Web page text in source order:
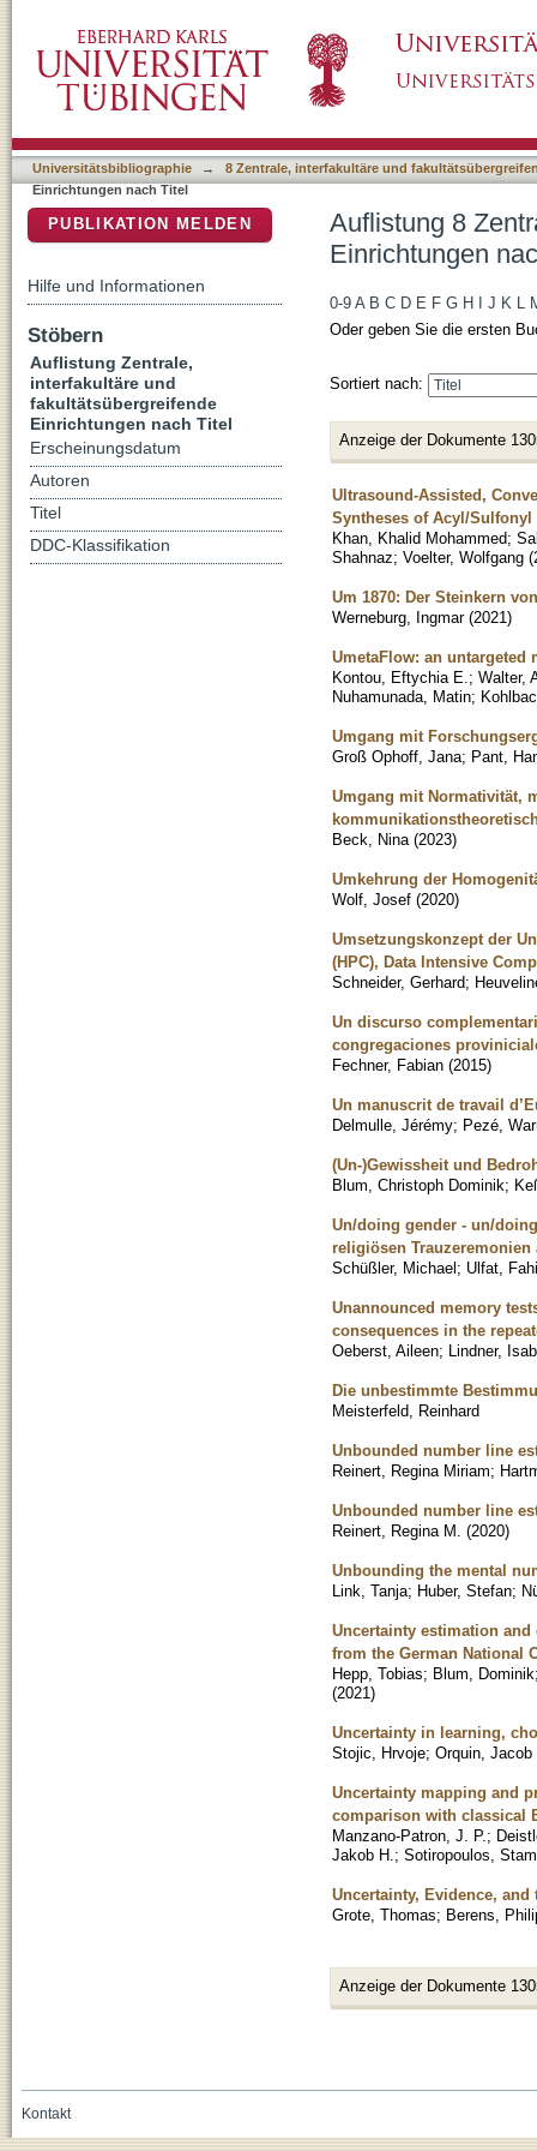
Universitätsbibliographie →
8 Zentrale, interfakultäre und
Einrichtungen nach Titel
Auflistung 8
Einrichtungen
0-9 A B C D E F G H J K L
Oder geben Sie die ersten
Sortiert nach:
Anzeige der Dokumente
Ultrasound-Assisted,
Syntheses of Acyl/Sulfonyl
Khan, Khalid Mohammed;
Shahnaz; Voelter, Wolfgang (
Um 1870: Der Steinkern
Werneburg, Ingmar (2021)
UmetaFlow: an
Kontou, Eftychia E. ; Walter,
Nuhamunada, Matin;
Umgang mit
Groß Ophoff, Jana; Pant,
Umgang mit Normativität,
Beck, Nina (2023)
Umkehrung der
Wolf, Josef (2020)
Umsetzungskonzept der
(HPC), Data Intensive
Schneider, Gerhard;
Un discurso
congregaciones
Fechner, Fabian (2015)
Un manuscrit de travail
Delmulle, Jérémy; Pezé,
(Un-)Gewissheit und
Blum, Christoph Dominik;
Un/doing gender - un/
religiösen Trauzeremonien
Schüßler, Michael; Ulfat,
Unannounced memory
consequences in the
Oeberst, Aileen; Lindner,
Die unbestimmte
Meisterfeld, Reinhard
Unbounded number line
Reinert, Regina Miriam;
Unbounded number line
Reinert, Regina M. (2020)
Unbounding the mental
Link, Tanja; Huber, Stefan;
Uncertainty estimation
from the German National
Hepp, Tobias; Blum, Dominik
(2021)
Uncertainty in learning,
Stojic, Hrvoje; Orquin, Jacob
Uncertainty mapping and
comparison with classical
Manzano-Patron, J. P. ;
Jakob H. ; Sotiropoulos,
Uncertainty, Evidence,
Grote, Thomas; Berens,
Anzeige der Dokumente
PUBLIKATION MELDEN
Hilfe und Informationen
Stöbern
Auflistung Zentrale,
interfakultäre und
fakultätsübergreifende
Einrichtungen nach Titel
Erscheinungsdatum
Autoren
Titel
DDC-Klassifikation
Kontakt